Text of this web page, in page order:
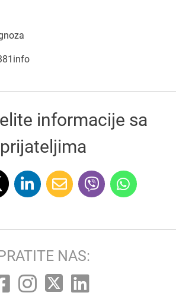
informacije sa
prijateljima
NAS: